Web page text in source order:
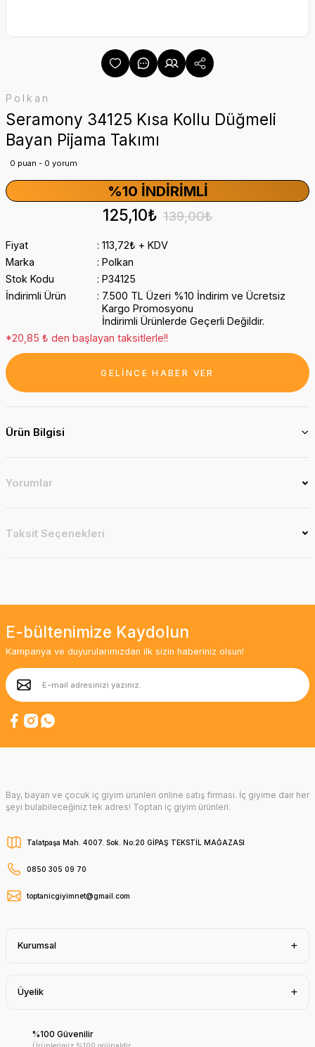
Polkan
Seramony 34125 Kısa Kollu Düğmeli
Bayan Pijama Takımı
0 puan - 0 yorum
%10 İNDIRIMLI
125,10₺ 139,00₺
Fiyat
113,72₺ + KDV
Marka
Polkan
Stok Kodu
P34125
İndirimli Ürün
7.500 TL Üzeri %10 İndirim ve Ücretsiz
Kargo Promosyonu
İndirimli Ürünlerde Geçerli Değildir.
*20,85 ₺ den başlayan taksitlerle!!
GELİNCE HABER VER
Ürün Bilgisi
Yorumlar
Taksit Seçenekleri
E-bültenimize Kaydolun
Kampanya ve duyurularımızdan ilk sizin haberiniz olsun!
Bay, bayan ve çocuk iç giyim ürünleri online satış firması. İç giyime dair her
şeyi bulabileceğiniz tek adres! Toptan iç giyim ürünleri.
Talatpaşa Mah. 4007. Sok. No:20 GİPAŞ TEKSTİL MAĞAZASI
0850 305 09 70
toptanicgiyimnet@gmail.com
Kurumsal
Üyelik
%100 Güvenilir